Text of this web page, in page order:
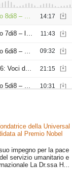
della Universal
al Premio Nobel
impegno per la pace
servizio umanitario e
La Dr.ssa H...